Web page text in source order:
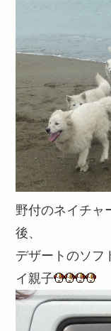
野付のネイチャ
後、
デザートのソフ
イ親子